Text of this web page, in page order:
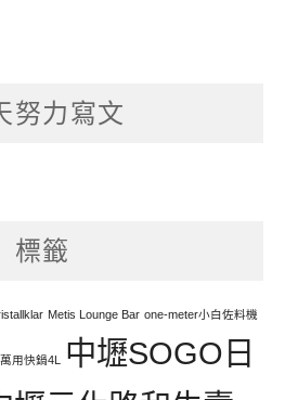
努力寫文
標籤
Metis Lounge Bar one-meter小白佐料機
用快鍋4L
中壢SOGO日